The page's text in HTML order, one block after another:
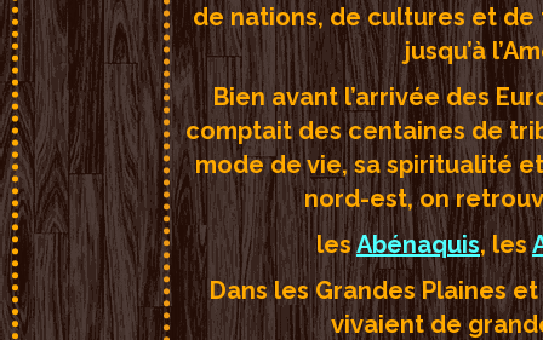
de nations, de cultures et de
jusqu’à
Bien avant l’arrivée des
comptait des centaines de
mode de vie, sa spiritualité
nord-est, on
lesAbénaquis, les
Dans les Grandes Plaines
vivaient de